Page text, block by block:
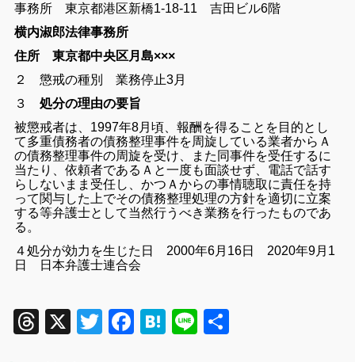
事務所 東京都港区新橋1-18-11 吉田ビル6階
横内淑郎法律事務所
住所 東京都中央区月島×××
２ 懲戒の種別 業務停止3月
３処分の理由の要旨
被懲戒者は、1997年8月頃、報酬を得ることを目的とし
て多重債務者の債務整理事件を周旋している業者からＡ
の債務整理事件の周旋を受け、また同事件を受任するに
当たり、依頼者であるＡと一度も面談せず、電話で話す
らしないまま受任し、かつＡからの事情聴取に責任を持
って関与した上でその債務整理処理の方針を適切に立案
する等弁護士として当然行うべき業務を行ったものであ
る。
４処分が効力を生じた日 2000年6月16日
2020年9月1
日 日本弁護士連合会
Threads
X TwitterFacebook
Hatena
Line